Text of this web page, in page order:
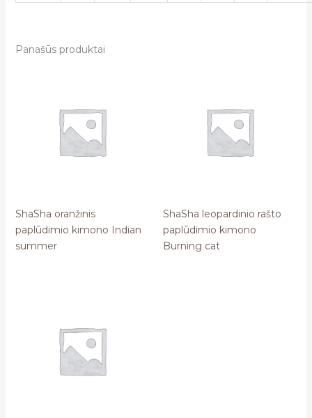
Panašūs produktai
ShaSha oranžinis
paplūdimio kimono Indian
summer
ShaSha leopardinio rašto
paplūdimio kimono
Burning cat